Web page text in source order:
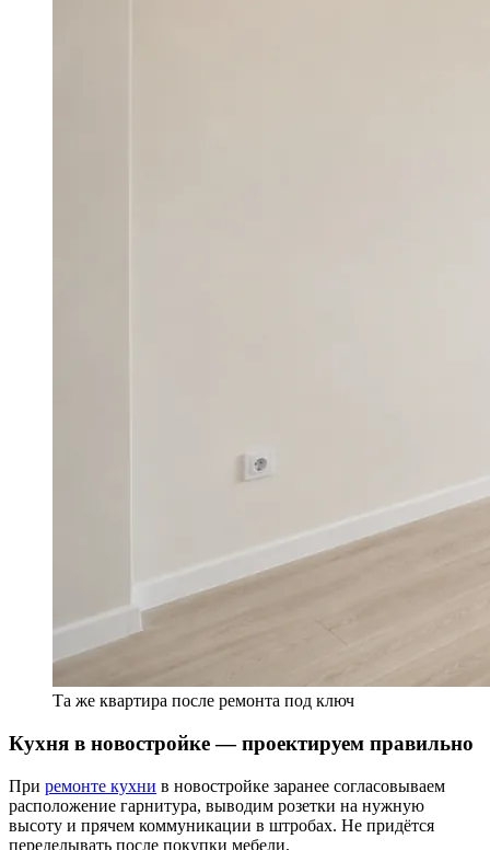
Та же квартира после ремонта под ключ
Кухня в новостройке — проектируем правильно
При ремонте кухни в новостройке заранее согласовываем
расположение гарнитура, выводим розетки на нужную
высоту и прячем коммуникации в штробах. Не придётся
переделывать после покупки мебели.